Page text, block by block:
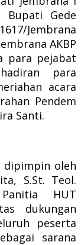
Bupati Gede
Jembrana
AKBP
para pejabat
para
acara
Pendem
Santi.
dipimpin oleh
S.St. Teol.
HUT
dukungan
peserta
sarana